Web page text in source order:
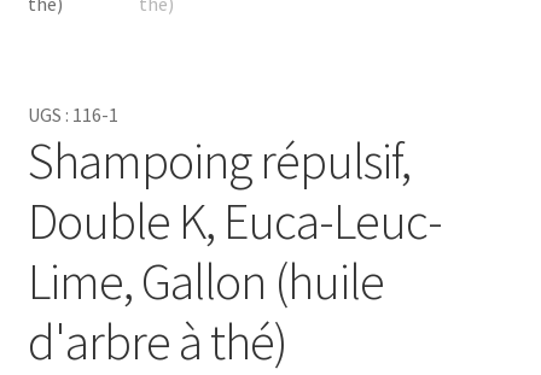
UGS : 116-1
Shampoing répulsif,
Double K, Euca-Leuc-
Lime, Gallon (huile
d'arbre à thé)